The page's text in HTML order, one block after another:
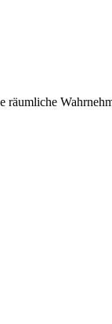
räumliche